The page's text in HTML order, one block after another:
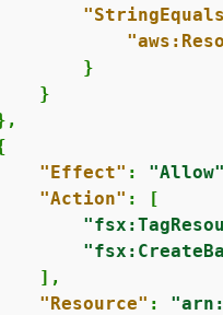
}
}
"Effect" : "Allow"
"Action" : [
],
"Resource" :